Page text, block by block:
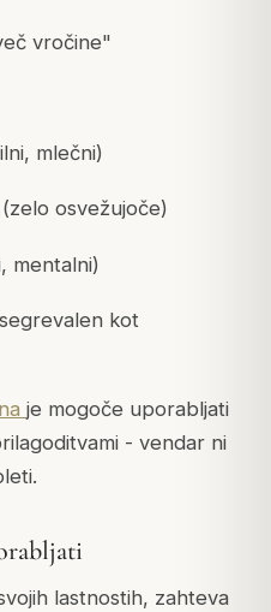
vročine"
mlečni)
osvežujoče)
mentalni)
kot
je mogoče uporabljati
- vendar ni
lastnostih, zahteva